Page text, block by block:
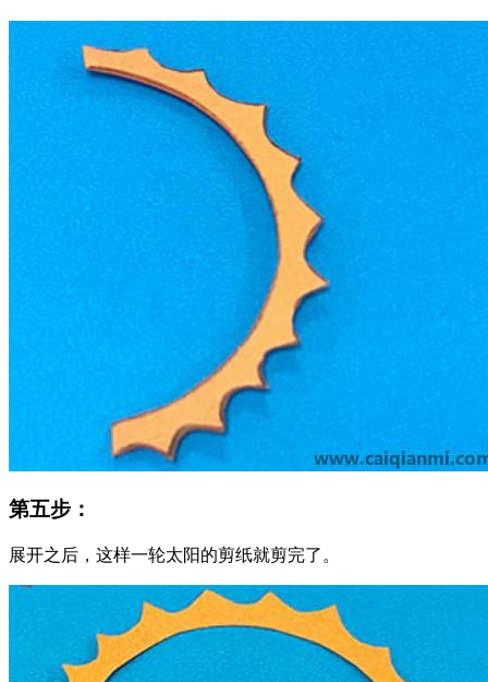
第五步：
展开之后，这样一轮太阳的剪纸就剪完了。